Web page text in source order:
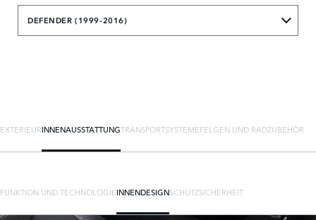
DEFENDER (1999-2016)
EXTERIEURINNENAUSSTATTUNGTRANSPORTSYSTEMEFELGEN UND RADZUBEHÖR
FUNKTION UND TECHNOLOGIEINNENDESIGNSCHUTZSICHERHEIT